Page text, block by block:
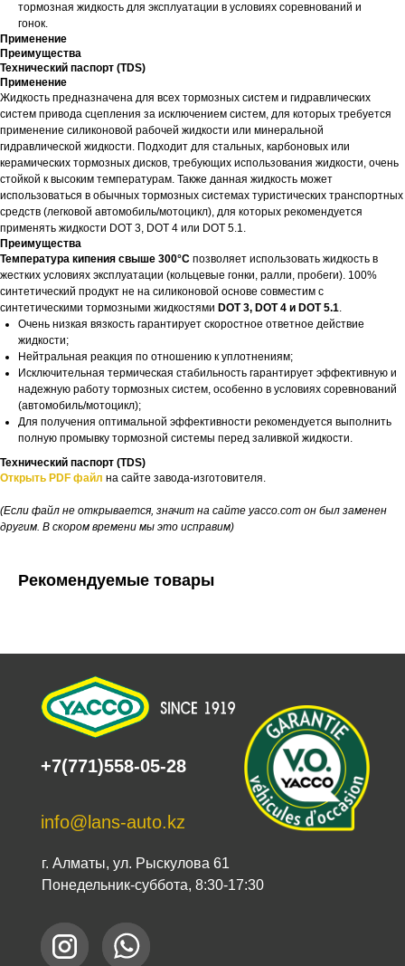
тормозная жидкость для эксплуатации в условиях соревнований и
гонок.
Применение
Преимущества
Технический паспорт (TDS)
Применение
Жидкость предназначена для всех тормозных систем и гидравлических
систем привода сцепления за исключением систем, для которых требуется
применение силиконовой рабочей жидкости или минеральной
гидравлической жидкости. Подходит для стальных, карбоновых или
керамических тормозных дисков, требующих использования жидкости, очень
стойкой к высоким температурам. Также данная жидкость может
использоваться в обычных тормозных системах туристических транспортных
средств (легковой автомобиль/мотоцикл), для которых рекомендуется
применять жидкости DOT 3, DOT 4 или DOT 5.1.
Преимущества
Температура кипения свыше 300°C позволяет использовать жидкость в
жестких условиях эксплуатации (кольцевые гонки, ралли, пробеги). 100%
синтетический продукт не на силиконовой основе совместим с
синтетическими тормозными жидкостями DOT 3, DOT 4 и DOT 5.1.
Очень низкая вязкость гарантирует скоростное ответное действие
жидкости;
Нейтральная реакция по отношению к уплотнениям;
Исключительная термическая стабильность гарантирует эффективную и
надежную работу тормозных систем, особенно в условиях соревнований
(автомобиль/мотоцикл);
Для получения оптимальной эффективности рекомендуется выполнить
полную промывку тормозной системы перед заливкой жидкости.
Технический паспорт (TDS)
Открыть PDF файл на сайте завода-изготовителя.
(Если файл не открывается, значит на сайте yacco.com он был заменен
другим. В скором времени мы это исправим)
Рекомендуемые товары
+7(771)558-05-28
info@lans-auto.kz
г. Алматы, ул. Рыскулова 61
Понедельник-суббота, 8:30-17:30